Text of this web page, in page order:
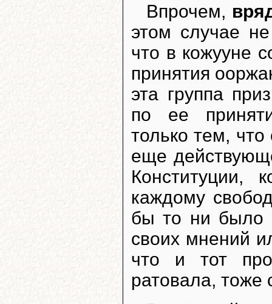
Впрочем,
этом случае
что в кожууне
принятия
эта группа
по ее
только тем,
еще
Конституции,
каждому
бы то ни было
своих мнений
что и тот
ратовала,